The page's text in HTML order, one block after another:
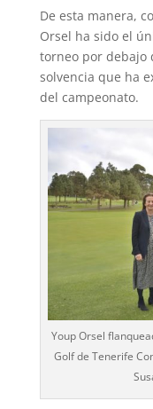
De esta manera,
Orsel ha sido el
torneo por debajo
solvencia que ha
del campeonato.
Youp Orsel
Golf de Tenerife